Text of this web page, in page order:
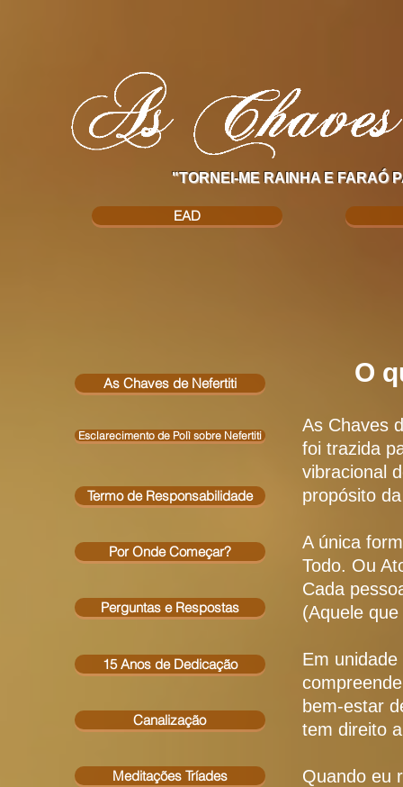
"TORNEI-ME RAINHA E FARAÓ
EAD
O
As Chaves
foi trazida
vibracional
propósito
A única
Todo. Ou
Cada
(Aquele
Em unidade
bem-estar
tem direito
Quando eu
Meditações Tríades
As Chaves de Nefertiti
Perguntas e Respostas
Canalização
15 Anos de Dedicação
Termo de Responsabilidade
Por Onde Começar?
Esclarecimento de Polì sobre Nefertiti